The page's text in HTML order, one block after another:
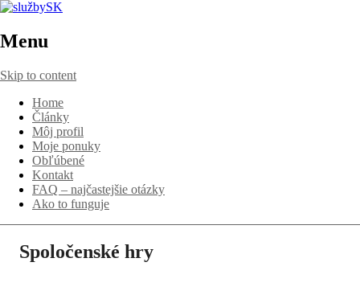
Menu
Skip to content
Home
Články
Môj profil
Moje ponuky
Obľúbené
Kontakt
FAQ – najčastejšie otázky
Ako to funguje
Spoločenské hry